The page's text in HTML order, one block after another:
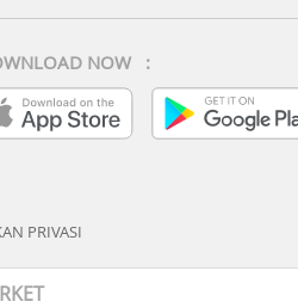
NOW :
PRIVASI